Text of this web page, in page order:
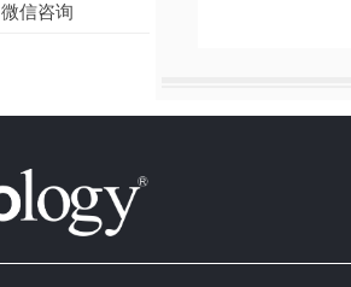
微信咨询